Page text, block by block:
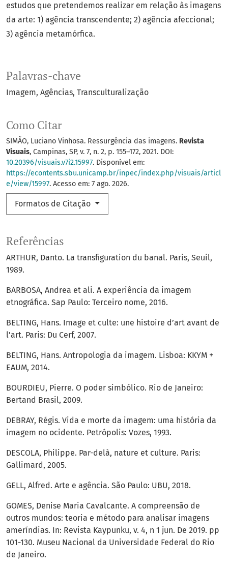
Palavras-chave
Imagem Agências Transculturalização
Como Citar
SIMÃO, Luciano Vinhosa. Ressurgência das imagens. Revista
Visuais, Campinas, SP, v. 7, n. 2, p. 155–172, 2021. DOI:
10.20396/visuais.v7i2.15997. Disponível em:
https://econtents.sbu.unicamp.br/inpec/index.php/visuais/articl
e/view/15997. Acesso em: 7 ago. 2026.
Formatos de Citação
estudos que pretendemos realizar em relação às imagens
da arte: 1) agência transcendente; 2) agência afeccional;
3) agência metamórfica.
Referências
ARTHUR, Danto. La transfiguration du banal. Paris, Seuil,
1989.
BARBOSA, Andrea et ali. A experiência da imagem
etnográfica. Sap Paulo: Terceiro nome, 2016.
BELTING, Hans. Image et culte: une histoire d’art avant de
l’art. Paris: Du Cerf, 2007.
BELTING, Hans. Antropologia da imagem. Lisboa: KKYM +
EAUM, 2014.
BOURDIEU, Pierre. O poder simbólico. Rio de Janeiro:
Bertand Brasil, 2009.
DEBRAY, Régis. Vida e morte da imagem: uma história da
imagem no ocidente. Petrópolis: Vozes, 1993.
DESCOLA, Philippe. Par-delà, nature et culture. Paris:
Gallimard, 2005.
GELL, Alfred. Arte e agência. São Paulo: UBU, 2018.
GOMES, Denise Maria Cavalcante. A compreensão de
outros mundos: teoria e método para analisar imagens
ameríndias. In: Revista Kaypunku, v. 4, n 1 jun. De 2019. pp
101-130. Museu Nacional da Universidade Federal do Rio
de Janeiro.